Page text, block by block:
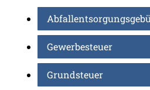
Gewerbesteuer
Grundsteuer